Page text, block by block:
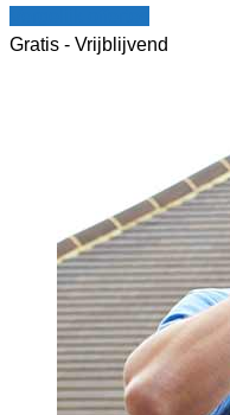
Gratis - Vrijblijvend